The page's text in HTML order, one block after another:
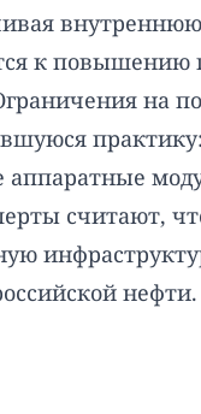
к
считают,